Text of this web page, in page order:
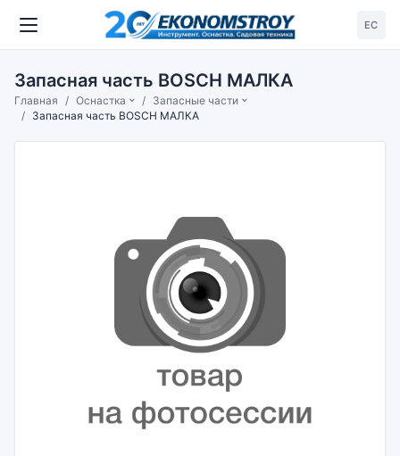
ЕС
Запасная часть BOSCH МАЛКА
Главная Оснастка
Запасные части
Запасная часть BOSCH МАЛКА